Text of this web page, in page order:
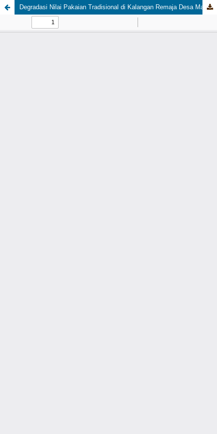
Degradasi Nilai Pakaian Tradisional di Kalangan Remaja Desa Marokota: Analisis Cultural Lag dalam Pewarisan Budaya Lokal